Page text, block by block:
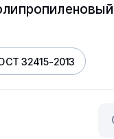
32415-2013